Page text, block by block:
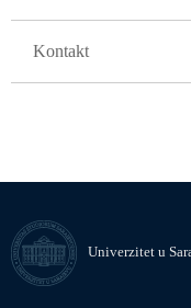
Kontakt
Univerzitet u